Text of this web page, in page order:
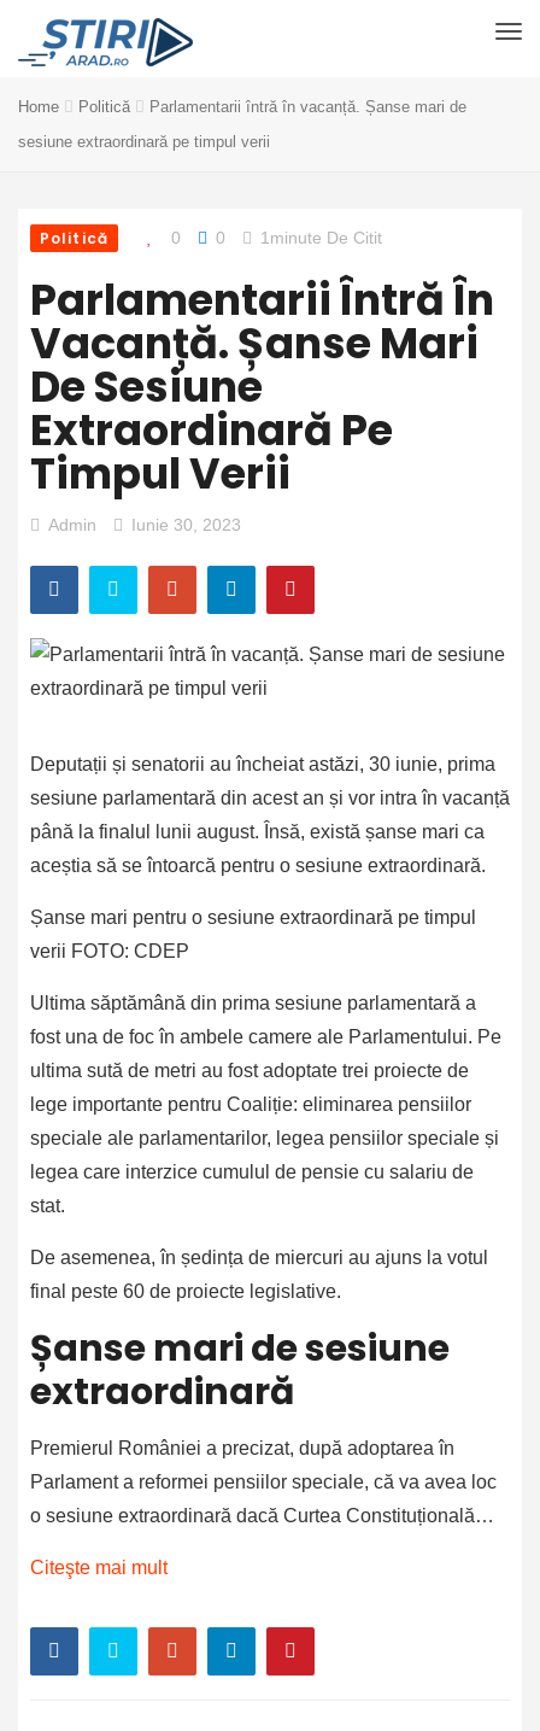
Home Politică
Parlamentarii întră în vacanță. Șanse mari de
sesiune extraordinară pe timpul verii
Politică 0 0 1minute De Citit
Parlamentarii Întră În
Vacanță. Șanse Mari
De Sesiune
Extraordinară Pe
Timpul Verii
Admin Iunie 30, 2023
Deputații și senatorii au încheiat astăzi, 30 iunie, prima
sesiune parlamentară din acest an și vor intra în vacanță
până la finalul lunii august. Însă, există șanse mari ca
aceștia să se întoarcă pentru o sesiune extraordinară.
Șanse mari pentru o sesiune extraordinară pe timpul
verii FOTO: CDEP
Ultima săptămână din prima sesiune parlamentară a
fost una de foc în ambele camere ale Parlamentului. Pe
ultima sută de metri au fost adoptate trei proiecte de
lege importante pentru Coaliție: eliminarea pensiilor
speciale ale parlamentarilor, legea pensiilor speciale și
legea care interzice cumulul de pensie cu salariu de
stat.
De asemenea, în ședința de miercuri au ajuns la votul
final peste 60 de proiecte legislative.
Șanse mari de sesiune
extraordinară
Premierul României a precizat, după adoptarea în
Parlament a reformei pensiilor speciale, că va avea loc
o sesiune extraordinară dacă Curtea Constituțională…
Citeşte mai mult